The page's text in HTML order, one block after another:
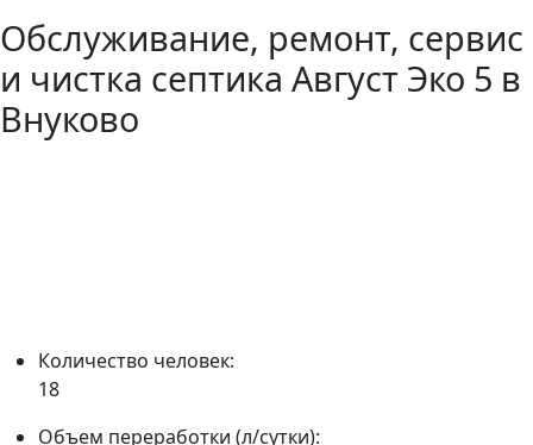
Обслуживание, ремонт, сервис
и чистка септика Август Эко 5 в
Внуково
Количество человек:
18
Объем переработки (л/сутки):